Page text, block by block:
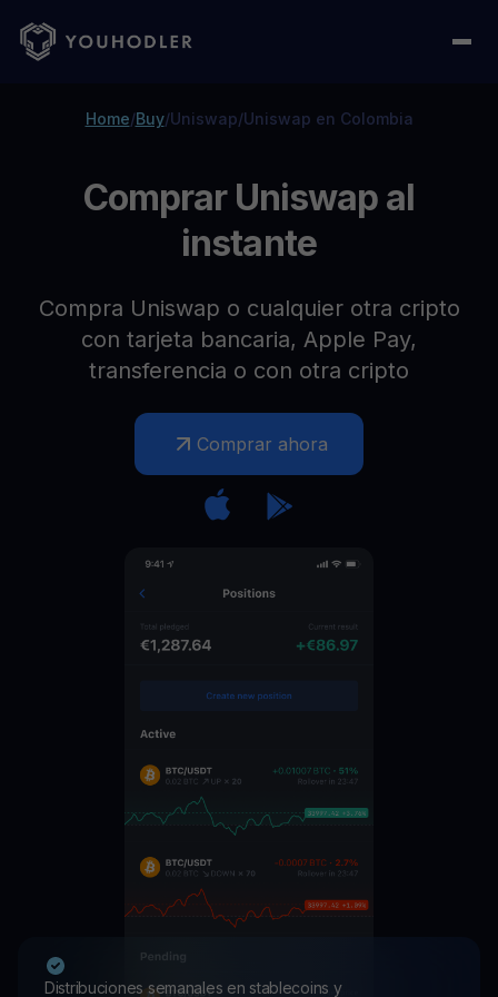
Home/Buy/Uniswap/Uniswap en Colombia
Comprar Uniswap al
instante
Compra Uniswap o cualquier otra cripto
con tarjeta bancaria, Apple Pay,
transferencia o con otra cripto
Comprar ahora
Distribuciones semanales en stablecoins y